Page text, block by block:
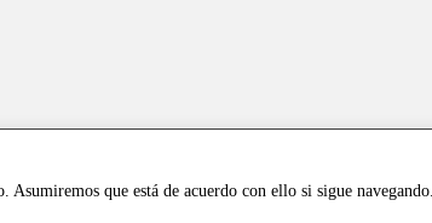
que está de acuerdo con ello si sigue navegando.